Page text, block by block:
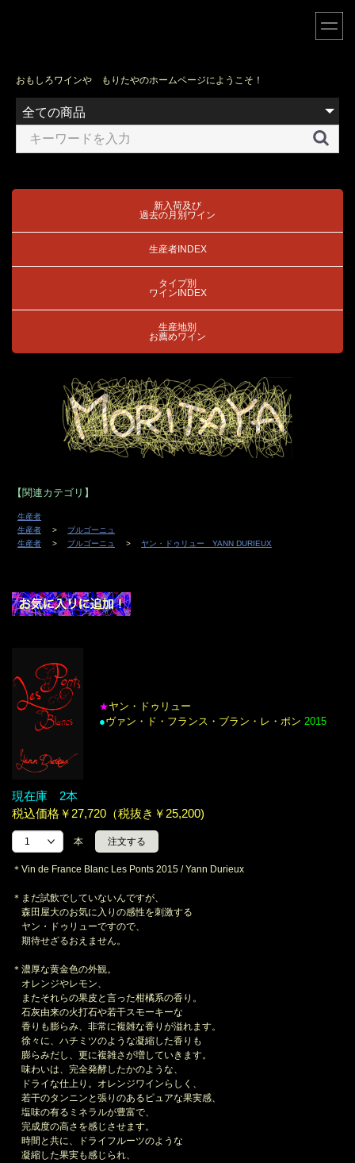
おもしろワインや もりたやのホームページにようこそ！
新入荷及び
過去の月別ワイン
生産者INDEX
タイプ別
ワインINDEX
生産地別
お薦めワイン
【関連カテゴリ】
生産者
生産者
ブルゴーニュ
生産者
ブルゴーニュ ヤン・ドゥリュー YANN DURIEUX
★ヤン・ドゥリュー
●ヴァン・ド・フランス・ブラン・レ・ポン 2015
現在庫 2本
税込価格￥27,720（税抜き￥25,200)
本
＊Vin de France Blanc Les Ponts 2015 / Yann Durieux
＊まだ試飲でしていないんですが、
森田屋大のお気に入りの感性を刺激する
ヤン・ドゥリューですので、
期待せざるおえません。
＊濃厚な黄金色の外観。
オレンジやレモン、
またそれらの果皮と言った柑橘系の香り。
石灰由来の火打石や若干スモーキーな
香りも膨らみ、非常に複雑な香りが溢れます。
徐々に、ハチミツのような凝縮した香りも
膨らみだし、更に複雑さが増していきます。
味わいは、完全発酵したかのような、
ドライな仕上り。オレンジワインらしく、
若干のタンニンと張りのあるピュアな果実感、
塩味の有るミネラルが豊富で、
完成度の高さを感じさせます。
時間と共に、ドライフルーツのような
凝縮した果実も感じられ、